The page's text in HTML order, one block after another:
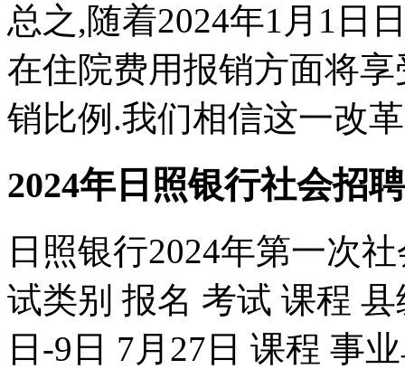
总之,随着2024年1月1日
在住院费用报销方面将
销比例.我们相信这一改
2024年日照银行社会招
日照银行2024年第一次
试类别 报名 考试 课程
日-9日 7月27日 课程 事